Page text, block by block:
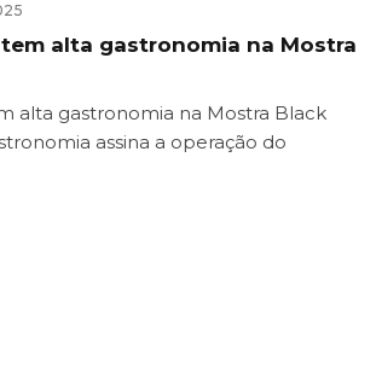
alta gastronomia na Mostra
alta gastronomia na Mostra Black
assina a operação do